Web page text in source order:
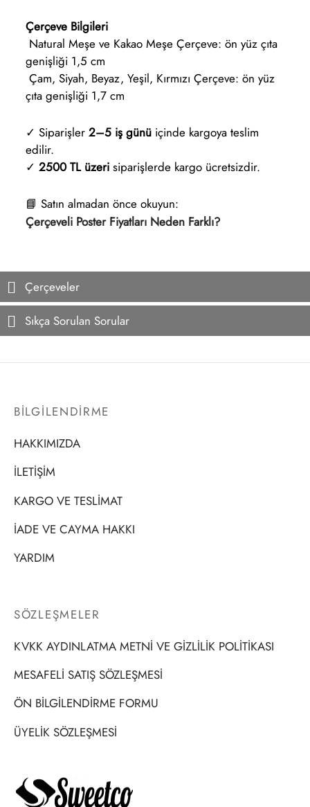
Çerçeve Bilgileri
Natural Meşe ve Kakao Meşe Çerçeve: ön yüz çıta
genişliği 1,5 cm
Çam, Siyah, Beyaz, Yeşil, Kırmızı Çerçeve: ön yüz
çıta genişliği 1,7 cm
✓ Siparişler 2–5 iş günü içinde kargoya teslim
edilir.
✓ 2500 TL üzeri siparişlerde kargo ücretsizdir.
📘 Satın almadan önce okuyun:
Çerçeveli Poster Fiyatları Neden Farklı?
Çerçeveler
Sıkça Sorulan Sorular
BİLGİLENDİRME
HAKKIMIZDA
İLETİŞİM
KARGO VE TESLİMAT
İADE VE CAYMA HAKKI
YARDIM
SÖZLEŞMELER
KVKK AYDINLATMA METNİ VE GİZLİLİK POLİTİKASI
MESAFELİ SATIŞ SÖZLEŞMESİ
ÖN BİLGİLENDİRME FORMU
ÜYELİK SÖZLEŞMESİ